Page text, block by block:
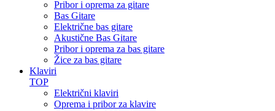
Pribor i oprema za gitare
Bas Gitare
Električne bas gitare
Akustične Bas Gitare
Pribor i oprema za bas gitare
Žice za bas gitare
Klaviri
TOP
Električni klaviri
Oprema i pribor za klavire